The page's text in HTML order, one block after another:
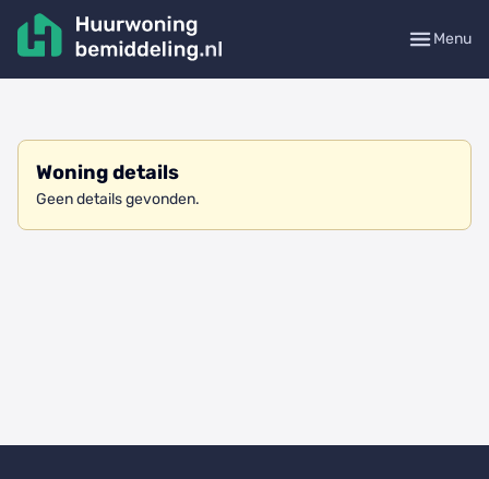
Menu
Woning details
Geen details gevonden.